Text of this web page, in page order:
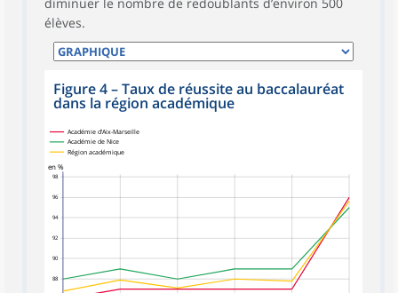
élèves.
Figure 4–Taux de réussite au baccalauréat
dans la région académique
88
90
92
94
96
98
en %
Académie d’Aix-Marseille
Académie de Nice
Région académique